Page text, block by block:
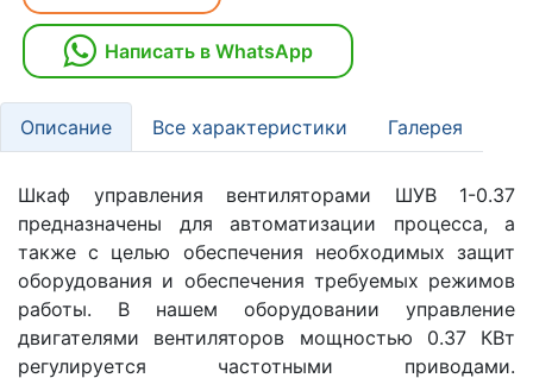
Написать в WhatsApp
Описание Все характеристики Галерея
Шкаф управления вентиляторами ШУВ 1-0.37
предназначены для автоматизации процесса, а
также с целью обеспечения необходимых защит
оборудования и обеспечения требуемых режимов
работы. В нашем оборудовании управление
двигателями вентиляторов мощностью 0.37 КВт
регулируется частотными приводами.